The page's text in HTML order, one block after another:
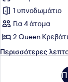
με
(Hearing)
φωτογραφιών
για
Δωμάτιο,
2
Queen
1 υπνοδωμάτιο
Για 4 άτομα
2 Queen
Περισσότερες
Περισσότερες